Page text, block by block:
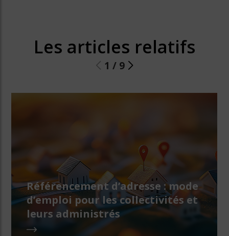
Les articles relatifs
1 / 9
Référencement d’adresse : mode
d’emploi pour les collectivités et
leurs administrés